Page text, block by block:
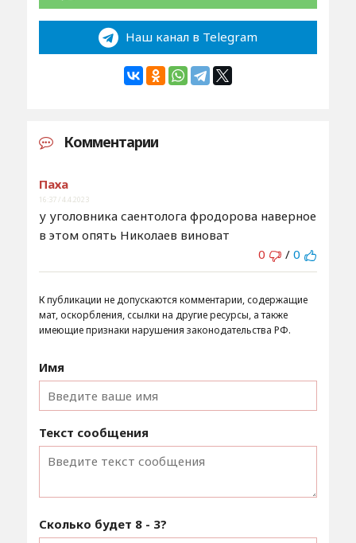
Наш канал в Telegram
Комментарии
Паха
16:37 / 4.4.2023
у уголовника саентолога фродорова наверное
в этом опять Николаев виноват
0
/ 0
К публикации не допускаются комментарии, содержащие
мат, оскорбления, ссылки на другие ресурсы, а также
имеющие признаки нарушения законодательства РФ.
Имя
Текст сообщения
Сколько будет 8 - 3?